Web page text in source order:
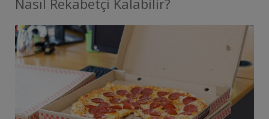
Nasıl Rekabetçi Kalabilir?